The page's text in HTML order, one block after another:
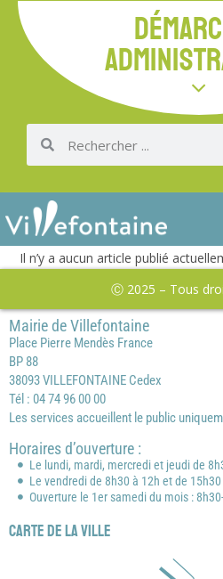
Il n’y a aucun article publié
Ⓒ 2025 – Tous
Mairie de Villefontaine
Place Pierre Mendès France
BP 88
38093 VILLEFONTAINE Cedex
Tél : 04 74 96 00 00
Les services accueillent le public
Horaires d’ouverture :
Le lundi, mardi, mercredi et jeudi de
Le vendredi de 8h30 à 12h et de 15h30
Ouverture le 1er samedi du mois :
Carte de la ville